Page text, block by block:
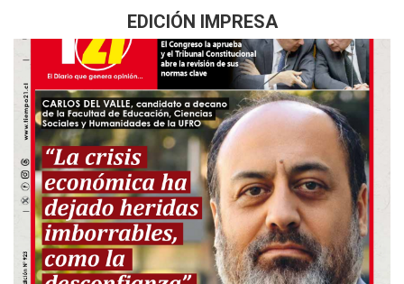
EDICIÓN IMPRESA